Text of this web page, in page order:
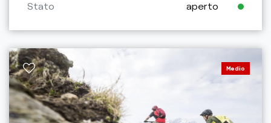
Stato aperto
Medio